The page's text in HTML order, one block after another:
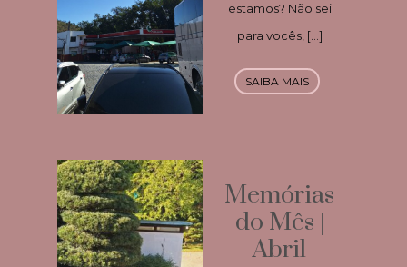
estamos? Não sei
para vocês, […]
SAIBA MAIS
Memórias
do Mês |
Abril